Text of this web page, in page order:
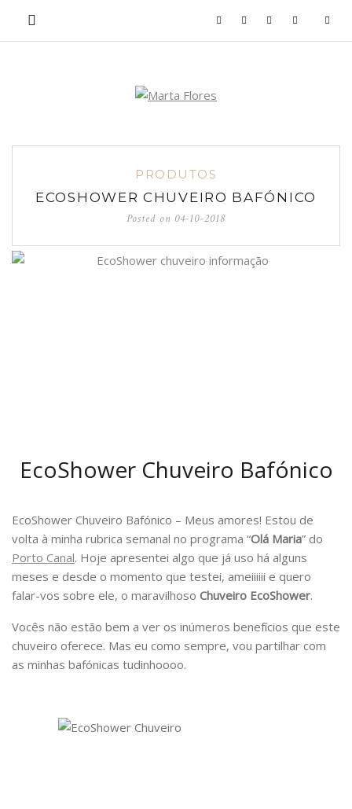
PRODUTOS
ECOSHOWER CHUVEIRO BAFÓNICO
Posted on 04-10-2018
EcoShower Chuveiro Bafónico
EcoShower Chuveiro Bafónico – Meus amores! Estou de
volta à minha rubrica semanal no programa “Olá Maria” do
Porto Canal. Hoje apresentei algo que já uso há alguns
meses e desde o momento que testei, ameiiiiii e quero
falar-vos sobre ele, o maravilhoso Chuveiro EcoShower.
Vocês não estão bem a ver os inúmeros benefícios que este
chuveiro oferece. Mas eu como sempre, vou partilhar com
as minhas bafónicas tudinhoooo.